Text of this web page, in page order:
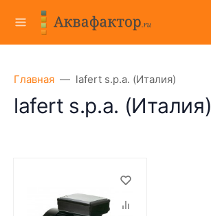
Главная lafert s.p.a. (Италия)
lafert s.p.a. (Италия)